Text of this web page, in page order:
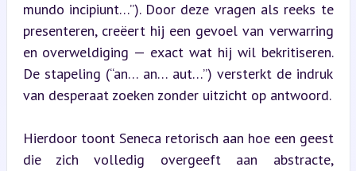
mundo incipiunt…”). Door deze vragen als reeks te
presenteren, creëert hij een gevoel van verwarring
en overweldiging — exact wat hij wil bekritiseren.
De stapeling (“an… an… aut…”) versterkt de indruk
van desperaat zoeken zonder uitzicht op antwoord.
Hierdoor toont Seneca retorisch aan hoe een geest
die zich volledig overgeeft aan abstracte,